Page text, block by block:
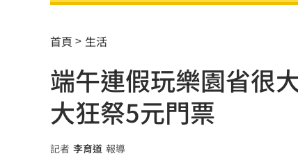
慈濟被詐10億 王必勝曝「陳時中早示
華邦電：記憶體2027年更吃緊 高雄
7年內連罹2癌！她「愛吃3款點心」惹
遠見天下創辦人高希均90歲辭世！
首頁 生活
端午連假玩樂園省很
大狂祭5元門票
記者 李育道 報導